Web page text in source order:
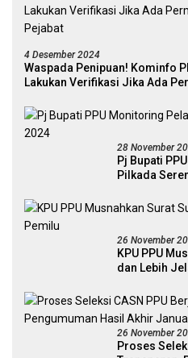
4 Desember 2024
Waspada Penipuan! Kominfo
Lakukan Verifikasi Jika Ada
28 November
Pj Bupati
Pilkada
26 November
KPU PPU
dan Lebih
26 November
Proses